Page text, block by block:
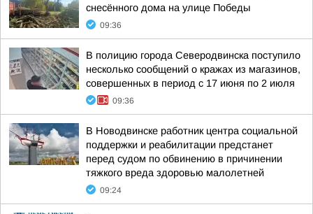
снесённого дома на улице Победы
09:36
В полицию города Северодвинска поступило
несколько сообщений о кражах из магазинов,
совершенных в период с 17 июня по 2 июля
09:36
В Новодвинске работник центра социальной
поддержки и реабилитации предстанет
перед судом по обвинению в причинении
тяжкого вреда здоровью малолетней
09:24